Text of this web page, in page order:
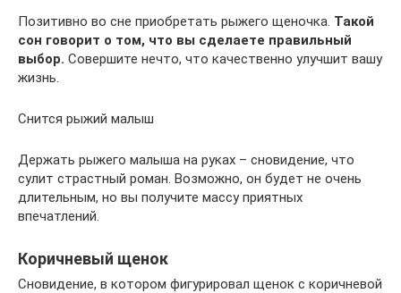
Позитивно во сне приобретать рыжего щеночка. Такой
сон говорит о том, что вы сделаете правильный
выбор. Совершите нечто, что качественно улучшит вашу
жизнь.
Снится рыжий малыш
Держать рыжего малыша на руках – сновидение, что
сулит страстный роман. Возможно, он будет не очень
длительным, но вы получите массу приятных
впечатлений.
Коричневый щенок
Сновидение, в котором фигурировал щенок с коричневой